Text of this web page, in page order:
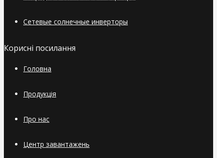
Сетевые солнечные инверторы
Корисні посилання
Головна
Продукція
Про нас
Центр завантажень